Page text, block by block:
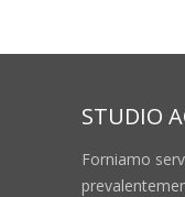
STUDIO
Forniamo